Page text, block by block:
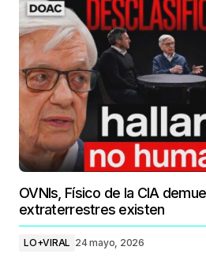
OVNIs, Físico de la CIA
extraterrestres existen
LO+VIRAL 24 mayo, 2026